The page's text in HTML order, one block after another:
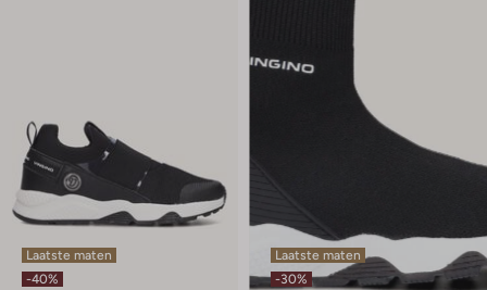
Laatste maten
-40%
Laatste maten
-30%